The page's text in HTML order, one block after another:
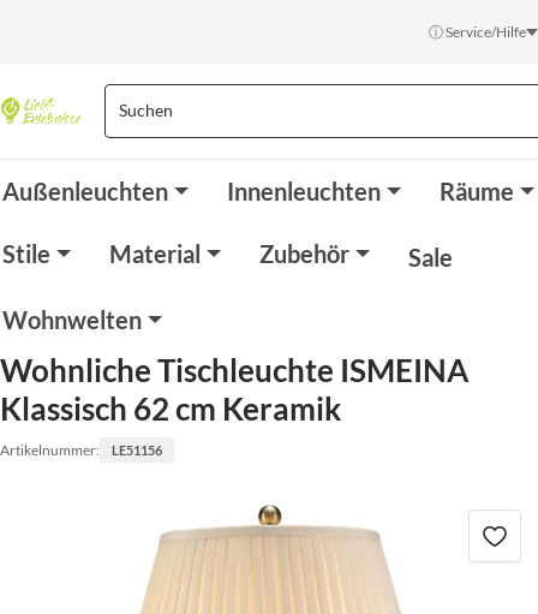
ⓘ Service/Hilfe
Außenleuchten Innenleuchten Räume
Stile Material Zubehör Sale
Wohnwelten
Wohnliche Tischleuchte ISMEINA
Klassisch 62 cm Keramik
Artikelnummer: LE51156